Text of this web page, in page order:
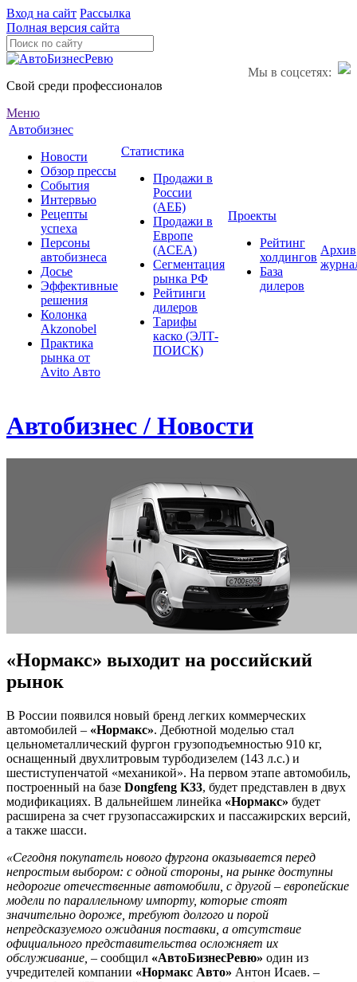
Вход на сайт Рассылка
Полная версия сайта
Мы в соцсетях:
Свой среди профессионалов
Меню
Автобизнес
Новости
Обзор прессы
События
Интервью
Рецепты
успеха
Персоны
автобизнеса
Досье
Эффективные
решения
Колонка
Akzonobel
Практика
рынка от
Аvito Авто
Статистика
Продажи в
России
(АЕБ)
Продажи в
Европе
(ACEA)
Сегментация
рынка РФ
Рейтинги
дилеров
Тарифы
каско (ЭЛТ-
ПОИСК)
Проекты
Рейтинг
холдингов
База
дилеров
Архив
Автобизнес / Новости
«Нормакс» выходит на российский
рынок
В России появился новый бренд легких коммерческих
автомобилей – «Нормакс». Дебютной моделью стал
цельнометаллический фургон грузоподъемностью 910 кг,
оснащенный двухлитровым турбодизелем (143 л.с.) и
шестиступенчатой «механикой». На первом этапе автомобиль,
построенный на базе Dongfeng K33, будет представлен в двух
модификациях. В дальнейшем линейка «Нормакс» будет
расширена за счет грузопассажирских и пассажирских версий,
а также шасси.
«Сегодня покупатель нового фургона оказывается перед
непростым выбором: с одной стороны, на рынке доступны
недорогие отечественные автомобили, с другой – европейские
модели по параллельному импорту, которые стоят
значительно дороже, требуют долгого и порой
непредсказуемого ожидания поставки, а отсутствие
официального представительства осложняет их
обслуживание, – сообщил «АвтоБизнесРевю» один из
учредителей компании «Нормакс Авто» Антон Исаев. –